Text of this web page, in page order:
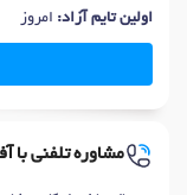
اولین تایم آزاد: امروز
مشاوره تلفنی با